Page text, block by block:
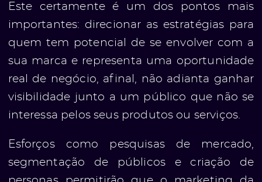
Este certamente é um dos pontos mais
importantes: direcionar as estratégias para
quem tem potencial de se envolver com a
sua marca e representa uma oportunidade
real de negócio, afinal, não adianta ganhar
visibilidade junto a um público que não se
interessa pelos seus produtos ou serviços.
Esforços como pesquisas de mercado,
segmentação de públicos e criação de